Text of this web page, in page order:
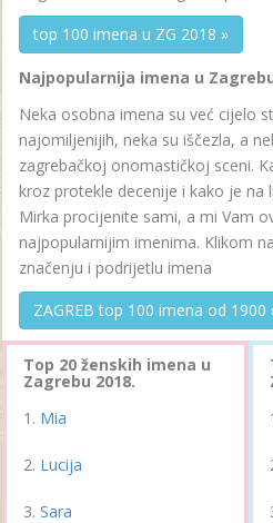
top 100 imena u ZG 2018 »
Najpopularnija imena u
Neka osobna imena su već cijelo
najomiljenijih, neka su iščezla, a
zagrebačkoj onomastičkoj sceni.
kroz protekle decenije i kako je na
Mirka procijenite sami, a mi Vam
najpopularnijim imenima. Klikom
značenju i podrijetlu imena
ZAGREB top 100 imena od 1900
Top 20 ženskih imena u
Zagrebu 2018.
Mia
Lucija
Sara